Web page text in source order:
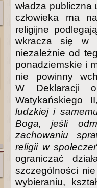
władza publiczna
człowieka ma
religijne
wkracza się w
niezależnie od
ponadziemskie i
nie powinny
W Deklaracji
Watykańskiego
ludzkiej i
Boga, jeśli
zachowaniu
religii w
ograniczać
szczególności
wybieraniu,